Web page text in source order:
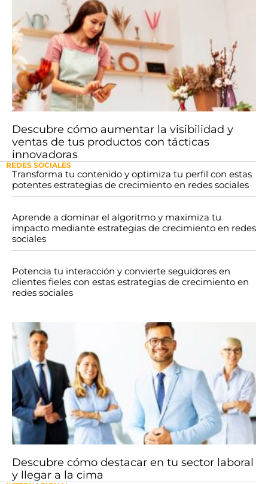
Descubre cómo aumentar la visibilidad y
ventas de tus productos con tácticas
innovadoras
REDES SOCIALES
Transforma tu contenido y optimiza tu perfil con estas
potentes estrategias de crecimiento en redes sociales
Aprende a dominar el algoritmo y maximiza tu
impacto mediante estrategias de crecimiento en redes
sociales
Potencia tu interacción y convierte seguidores en
clientes fieles con estas estrategias de crecimiento en
redes sociales
Descubre cómo destacar en tu sector laboral
y llegar a la cima